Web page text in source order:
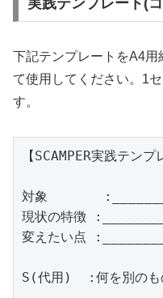
実践テンプレート(
下記テンプレートをA4用
て使用してください。1
す。
【SCAMPER実践テンプ
対象
現状の特徴
変えたい点
S(代用)  :何を別のも